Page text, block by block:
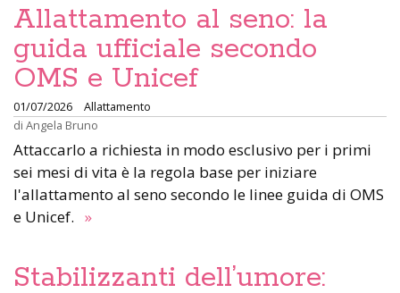
Allattamento al seno: la
guida ufficiale secondo
OMS e Unicef
01/07/2026
Allattamento
di Angela Bruno
Attaccarlo a richiesta in modo esclusivo per i primi
sei mesi di vita è la regola base per iniziare
l'allattamento al seno secondo le linee guida di OMS
e Unicef. »
Stabilizzanti dell’umore: